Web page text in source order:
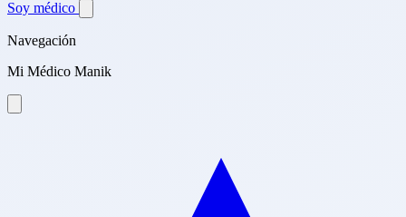
Soy médico
Navegación
Mi Médico Manik